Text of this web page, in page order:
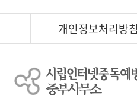
개인정보처리방